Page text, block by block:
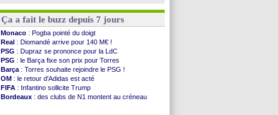
Ça a fait le buzz depuis 7 jours
Monaco : Pogba pointé du doigt
Real : Diomandé arrive pour 140 M€ !
PSG : Dupraz se prononce pour la LdC
PSG : le Barça fixe son prix pour Torres
Barça : Torres souhaite rejoindre le PSG !
OM : le retour d'Adidas est acté
FIFA : Infantino sollicite Trump
Bordeaux : des clubs de N1 montent au créneau